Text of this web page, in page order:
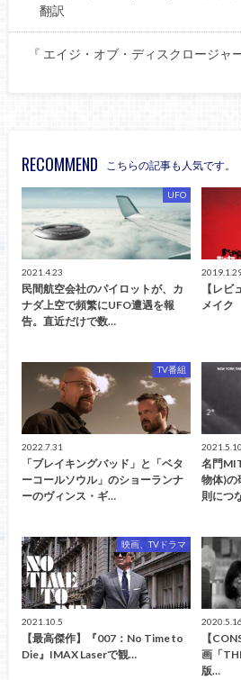
翻訳
『 エイジ・オブ・ディスクロージャ
RECOMMEND こちらの記事も人気です。
UFO
2021.4.23
民間航空会社のパイロットが、カ
ナダ上空で頻繁にUFO遭遇を報
告。直近だけで数…
【レ
メイク
TV番組
2022.7.31
「ブレイキングバッド」と「ベタ
ーコールソウル」のショーランナ
ーのヴィンス・ギ…
2021.5.10
名門
物体)の
則につ
映画、TVドラマ
2021.10.5
【最高傑作】『007：No Time to
Die』IMAX Laserで観…
2020.5.16
【
画「
版…